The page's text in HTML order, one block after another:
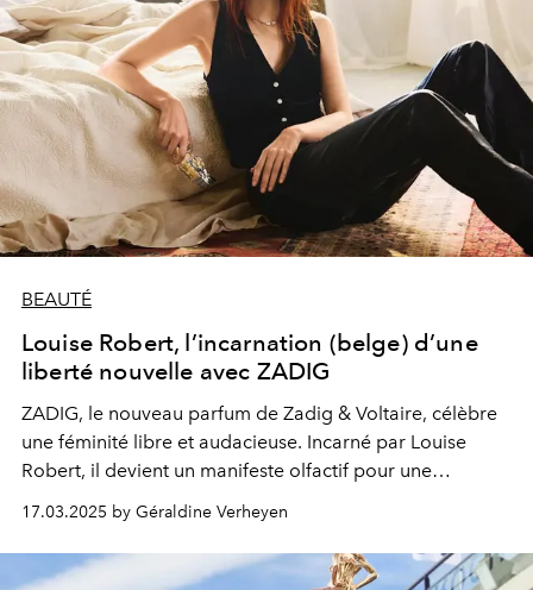
BEAUTÉ
Louise Robert, l’incarnation (belge) d’une
liberté nouvelle avec ZADIG
ZADIG, le nouveau parfum de Zadig & Voltaire, célèbre
une féminité libre et audacieuse. Incarné par Louise
Robert, il devient un manifeste olfactif pour une
17.03.2025 by Géraldine Verheyen